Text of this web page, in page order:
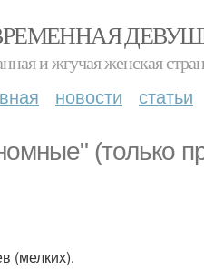
и жгучая женская
новости статьи
(только
(мелких).